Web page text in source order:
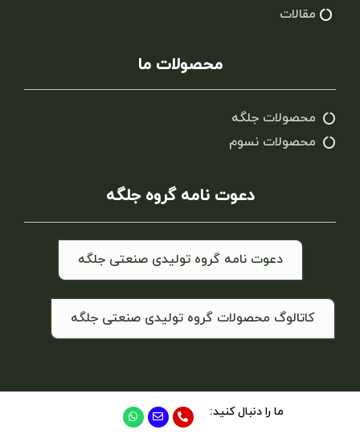
مقالات
محصولات ما
محصولات جلگه
محصولات نسوم
دعوت نامه گروه جلگه
دعوت نامه گروه تولیدی صنعتی جلگه
کاتالوگ محصولات گروه تولیدی صنعتی جلگه
ما را دنبال کنید: